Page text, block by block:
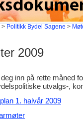
> Politikk Bydel Sagene >
2009
inn på rette måned
utvalgs-,
1. halvår 2009